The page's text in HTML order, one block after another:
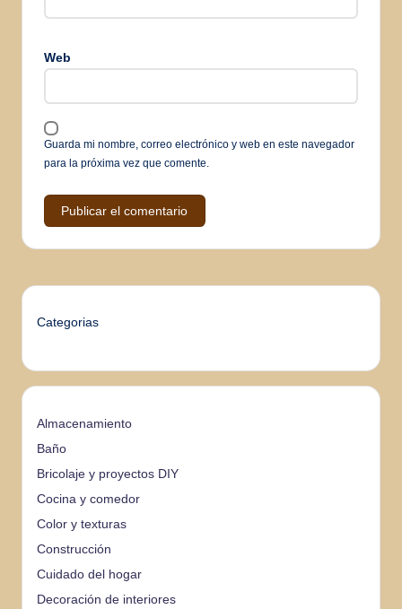
Web
Guarda mi nombre, correo electrónico y web en este navegador
para la próxima vez que comente.
Categorias
Almacenamiento
Baño
Bricolaje y proyectos DIY
Cocina y comedor
Color y texturas
Construcción
Cuidado del hogar
Decoración de interiores